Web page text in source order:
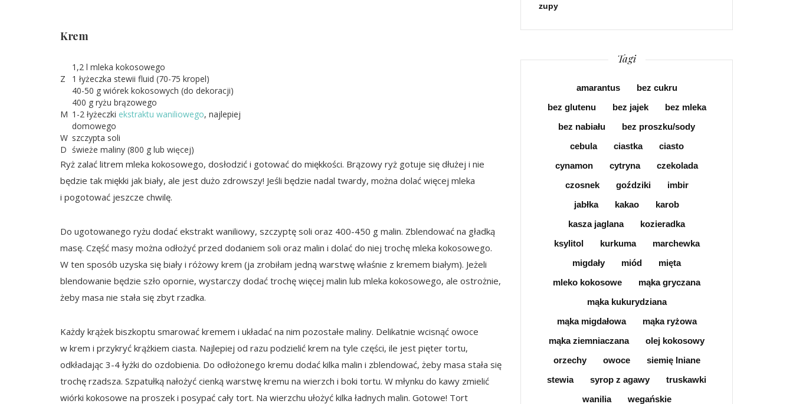
Krem
Z
1,2 l mleka kokosowego
1 łyżeczka stewii fluid (70-75 kropel)
40-50 g wiórek kokosowych (do dekoracji)
M
400 g ryżu brązowego
1-2 łyżeczki ekstraktu waniliowego, najlepiej
domowego
W szczypta soli
D świeże maliny (800 g lub więcej)
Ryż zalać litrem mleka kokosowego, dosłodzić i gotować do miękkości. Brązowy ryż gotuje się dłużej i nie
będzie tak miękki jak biały, ale jest dużo zdrowszy! Jeśli będzie nadal twardy, można dolać więcej mleka
i pogotować jeszcze chwilę.
Do ugotowanego ryżu dodać ekstrakt waniliowy, szczyptę soli oraz 400-450 g malin. Zblendować na gładką
masę. Część masy można odłożyć przed dodaniem soli oraz malin i dolać do niej trochę mleka kokosowego.
W ten sposób uzyska się biały i różowy krem (ja zrobiłam jedną warstwę właśnie z kremem białym). Jeżeli
blendowanie będzie szło opornie, wystarczy dodać trochę więcej malin lub mleka kokosowego, ale ostrożnie,
żeby masa nie stała się zbyt rzadka.
Każdy krążek biszkoptu smarować kremem i układać na nim pozostałe maliny. Delikatnie wcisnąć owoce
w krem i przykryć krążkiem ciasta. Najlepiej od razu podzielić krem na tyle części, ile jest pięter tortu,
odkładając 3-4 łyżki do ozdobienia. Do odłożonego kremu dodać kilka malin i zblendować, żeby masa stała się
trochę rzadsza. Szpatułką nałożyć cienką warstwę kremu na wierzch i boki tortu. W młynku do kawy zmielić
wiórki kokosowe na proszek i posypać cały tort. Na wierzchu ułożyć kilka ładnych malin. Gotowe! Tort
zupy
Tagi
amarantus
bez cukru
bez glutenu
bez jajek
bez mleka
bez nabiału
bez proszku/sody
cebula
ciastka
ciasto
cynamon
cytryna
czekolada
czosnek
goździki
imbir
jabłka
kakao
karob
kasza jaglana
kozieradka
ksylitol
kurkuma
marchewka
migdały
miód
mięta
mleko kokosowe
mąka gryczana
mąka kukurydziana
mąka migdałowa
mąka ryżowa
mąka ziemniaczana
olej kokosowy
orzechy
owoce
siemię lniane
stewia
syrop z agawy
truskawki
wanilia
wegańskie